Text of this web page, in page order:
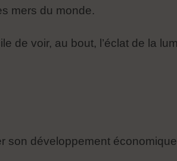
mers du monde.
de voir, au bout, l’éclat de la
son développement